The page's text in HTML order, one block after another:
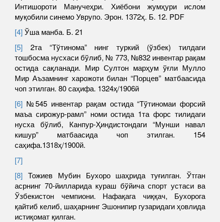
Интишороти Манучеҳри. Хиёбони жумҳури ислом
муқобили синемо Уврупо. Эрон. 1372ҳ. Б. 12. PDF
[4]Ўша манба. Б. 21
[5] 2та “Тўтинома” нинг туркий (ўзбек) тилдаги
тошбосма нусхаси бўлиб, № 773, №832 инвентар рақам
остида сақланади. Мир Султон марҳум ўғли Мулло
Мир Аъзамнинг харожоти билан “Порцев” матбаасида
чоп этилган. 80 саҳифа. 1324ҳ/1906й
[6] №545 инвентар рақам остида “Тўтиномаи форсий
маъа сирожур-рамл” номи остида 1та форс тилидаги
нусха бўлиб, Канпур-Ҳиндистондаги “Мунши навал
кишур” матбаасида чоп этилган. 154
саҳифа.1318ҳ/1900й.
[7]
[8] Тожиев Мубин Бухоро шаҳрида туғилган. Ўтган
асрнинг 70-йилларида кураш бўйича спорт устаси ва
Ўзбекистон чемпиони. Нафақага чиққач, Бухорога
қайтиб келиб, шаҳарнинг Эшонипир гузаридаги ҳовлида
истиқомат қилган.